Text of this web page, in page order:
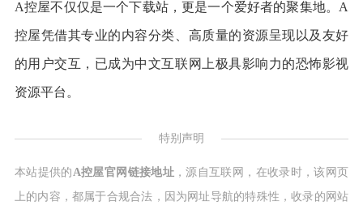
A控屋不仅仅是一个下载站，更是一个爱好者的聚集地。A
控屋凭借其专业的内容分类、高质量的资源呈现以及友好
的用户交互，已成为中文互联网上极具影响力的恐怖影视
资源平台。
特别声明
本站提供的A控屋官网链接地址 ，源自互联网，在收录时，该网页
上的内容，都属于合规合法，因为网址导航的特殊性，收录的网站